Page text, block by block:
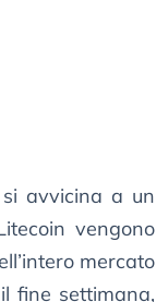
avvicina a un
vengono
mercato
fine settimana,